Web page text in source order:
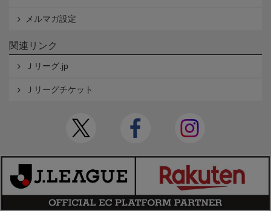
メルマガ設定
関連リンク
Ｊリーグ.jp
Ｊリーグチケット